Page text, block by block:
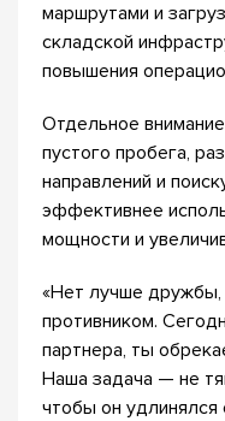
маршрутами и
складской
повышения
Отдельное
пустого пробега,
направлений и
эффективнее
мощности и
«Нет лучше
противником.
партнера, ты
Наша задача — не
чтобы он